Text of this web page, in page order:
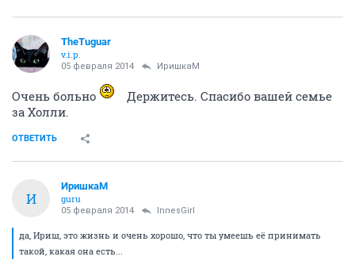
TheTuguar
v.i.p.
05 февраля 2014 ИришкаМ
Очень больно
Держитесь. Спасибо вашей семье
за Холли.
ОТВЕТИТЬ
И
ИришкаМ
guru
05 февраля 2014 InnesGirl
да, Ириш, это жизнь и очень хорошо, что ты умеешь её принимать
такой, какая она есть...